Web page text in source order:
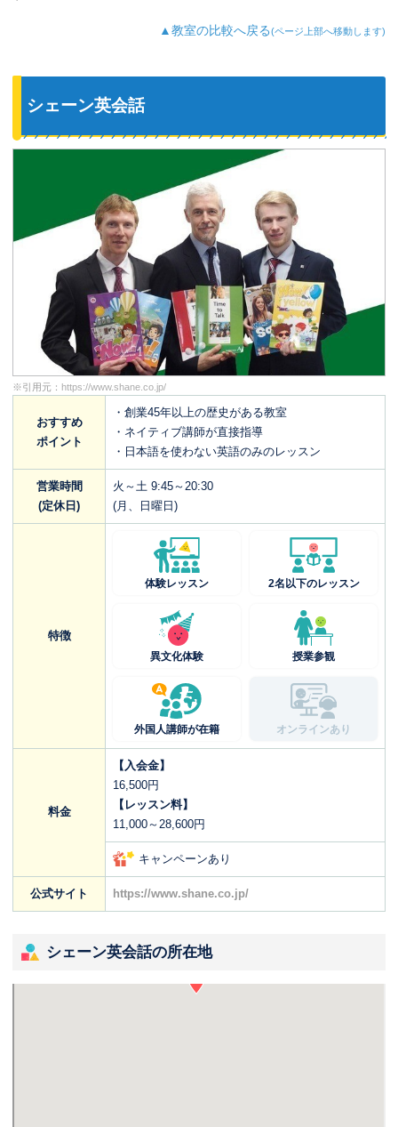
▲教室の比較へ戻る(ページ上部へ移動します)
シェーン英会話
※引用元： https://www.shane.co.jp/
おすすめ
ポイント
・創業45年以上の歴史がある教室
・ネイティブ講師が直接指導
・日本語を使わない英語のみのレッスン
営業時間
(定休日)
火～土 9:45～20:30
(月、日曜日)
特徴
体験レッスン 2名以下のレッスン
異文化体験 授業参観
外国人講師が在籍 オンラインあり
料金
【入会金】
16,500円
【レッスン料】
11,000～28,600円
キャンペーンあり
公式サイト https://www.shane.co.jp/
シェーン英会話の所在地